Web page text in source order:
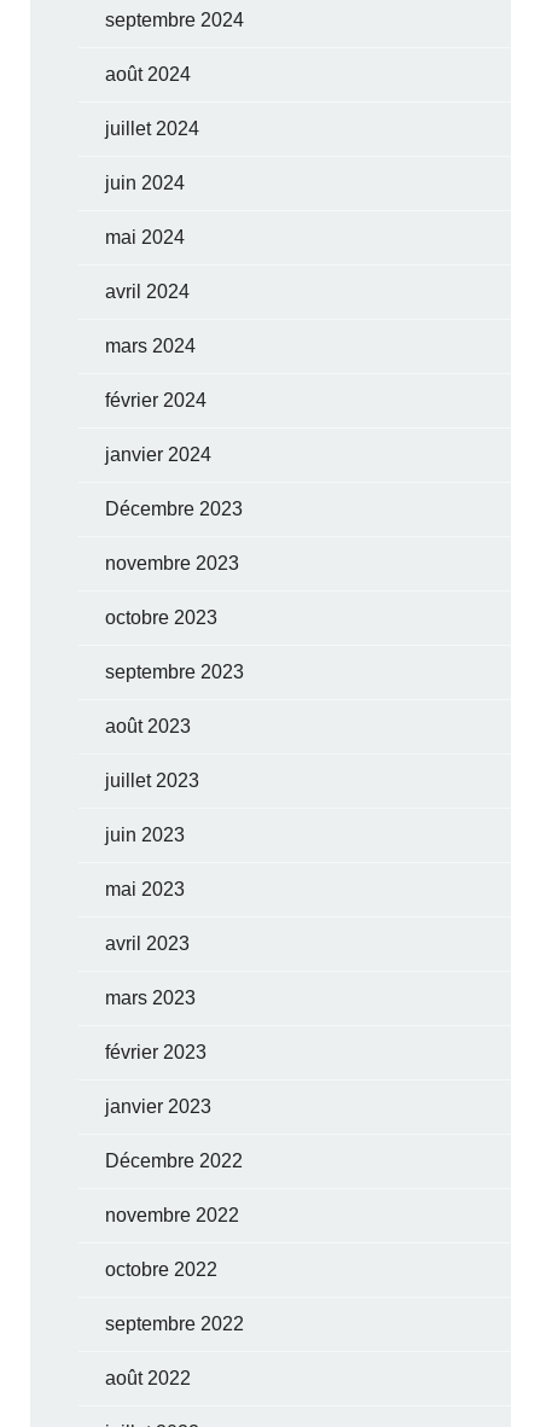
septembre 2024
août 2024
juillet 2024
juin 2024
mai 2024
avril 2024
mars 2024
février 2024
janvier 2024
Décembre 2023
novembre 2023
octobre 2023
septembre 2023
août 2023
juillet 2023
juin 2023
mai 2023
avril 2023
mars 2023
février 2023
janvier 2023
Décembre 2022
novembre 2022
octobre 2022
septembre 2022
août 2022